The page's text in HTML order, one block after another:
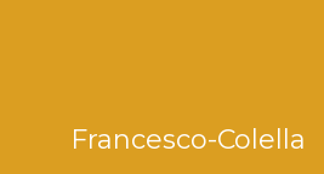
Francesco-Colella